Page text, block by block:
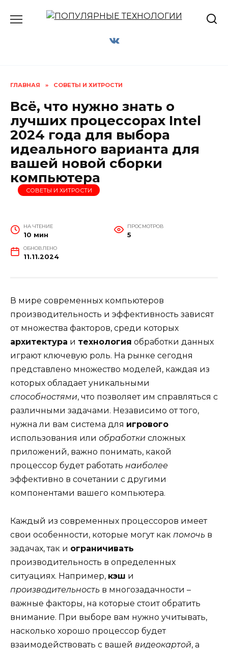
ГЛАВНАЯ » СОВЕТЫ И ХИТРОСТИ
Всё, что нужно знать о
лучших процессорах Intel
2024 года для выбора
идеального варианта для
вашей новой сборки
компьютера
СОВЕТЫ И ХИТРОСТИ
НА ЧТЕНИЕ
10 мин
ПРОСМОТРОВ
5
ОБНОВЛЕНО
11.11.2024
В мире современных компьютеров
производительность и эффективность зависят
от множества факторов, среди которых
архитектура и технология обработки данных
играют ключевую роль. На рынке сегодня
представлено множество моделей, каждая из
которых обладает уникальными
способностями, что позволяет им справляться с
различными задачами. Независимо от того,
нужна ли вам система для игрового
использования или обработки сложных
приложений, важно понимать, какой
процессор будет работать наиболее
эффективно в сочетании с другими
компонентами вашего компьютера.
Каждый из современных процессоров имеет
свои особенности, которые могут как помочь в
задачах, так и ограничивать
производительность в определенных
ситуациях. Например, кэш и
производительность в многозадачности –
важные факторы, на которые стоит обратить
внимание. При выборе вам нужно учитывать,
насколько хорошо процессор будет
взаимодействовать с вашей видеокартой, а